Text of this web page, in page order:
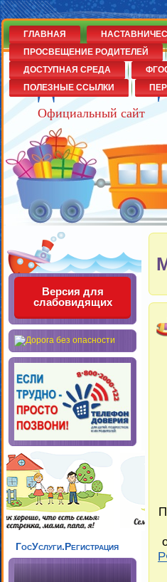
Детский
Официальный сайт
ГЛАВНАЯ
ПРОСВЕЩЕНИЕ РОДИТЕЛЕЙ
ДОСТУПНАЯ СРЕДА
ПОЛЕЗНЫЕ ССЫЛКИ
Версия для
слабовидящих
ГосУслуги.Регистрация